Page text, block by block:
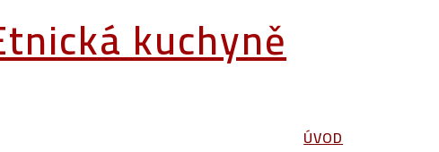
kuchyně
ÚVOD